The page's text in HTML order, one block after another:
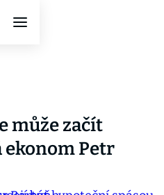
může začít
Petr